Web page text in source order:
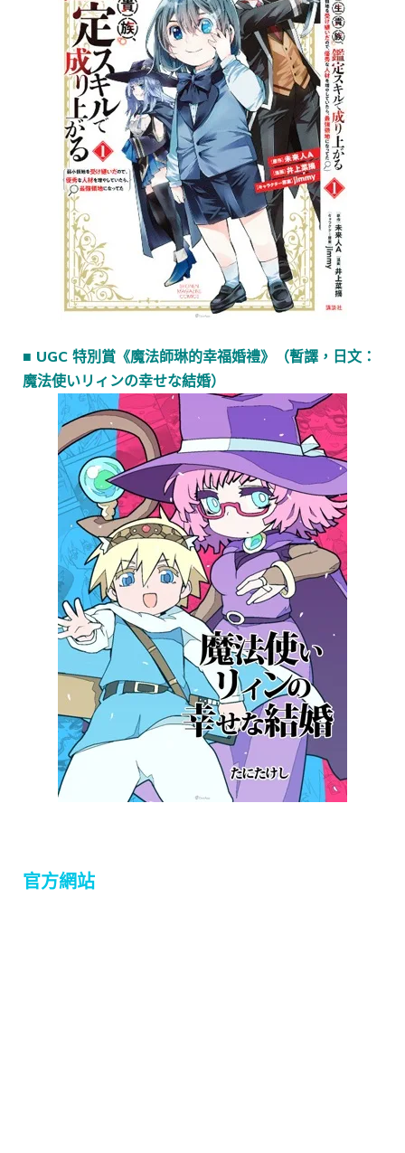
■ UGC 特別賞《魔法師琳的幸福婚禮》（暫譯，日文：
魔法使いリィンの幸せな結婚）
官方網站